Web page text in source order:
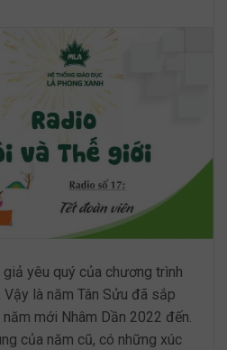
yêu quý của chương trình
Vậy là năm Tân Sửu đã sắp
mới Nhâm Dần 2022 đến.
của năm cũ, có những xúc